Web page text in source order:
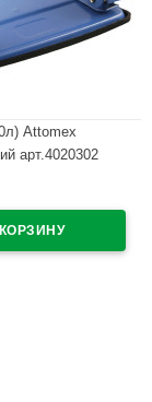
Attomex
арт.4020302